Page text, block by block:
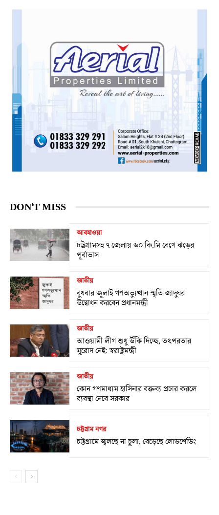
DON'T MISS
আবহাওয়া
চট্টগ্রামসহ ৭ জেলায় ৬০ কি.মি বেগে ঝড়ের
পূর্বাভাস
জাতীয়
বুধবার জুলাই গণঅভ্যুত্থান স্মৃতি জাদুঘর
উদ্বোধন করবেন প্রধানমন্ত্রী
জাতীয়
আওয়ামী লীগ শুধু উঁকি দিচ্ছে, তৎপরতার
মুরোদ নেই: স্বরাষ্ট্রমন্ত্রী
জাতীয়
কোন গণমাধ্যম হাসিনার বক্তব্য প্রচার করলে
ব্যবস্থা নেবে সরকার
চট্টগ্রাম নগর
চট্টগ্রামে জ্বলছে না চুলা, বেড়েছে লোডশেডিং